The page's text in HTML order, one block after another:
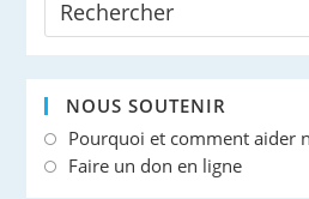
NOUS SOUTENIR
Pourquoi et comment aider
Faire un don en ligne